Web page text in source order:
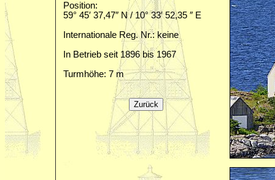
Position:
59° 45′ 37,47″ N / 10° 33′ 52,35 ″ E
Internationale Reg. Nr.: keine
In Betrieb seit 1896 bis 1967
Turmhöhe: 7 m